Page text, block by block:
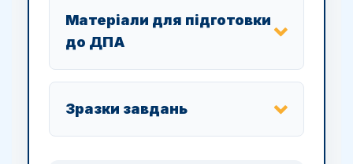
Матеріали для підготовки
до ДПА
Зразки завдань